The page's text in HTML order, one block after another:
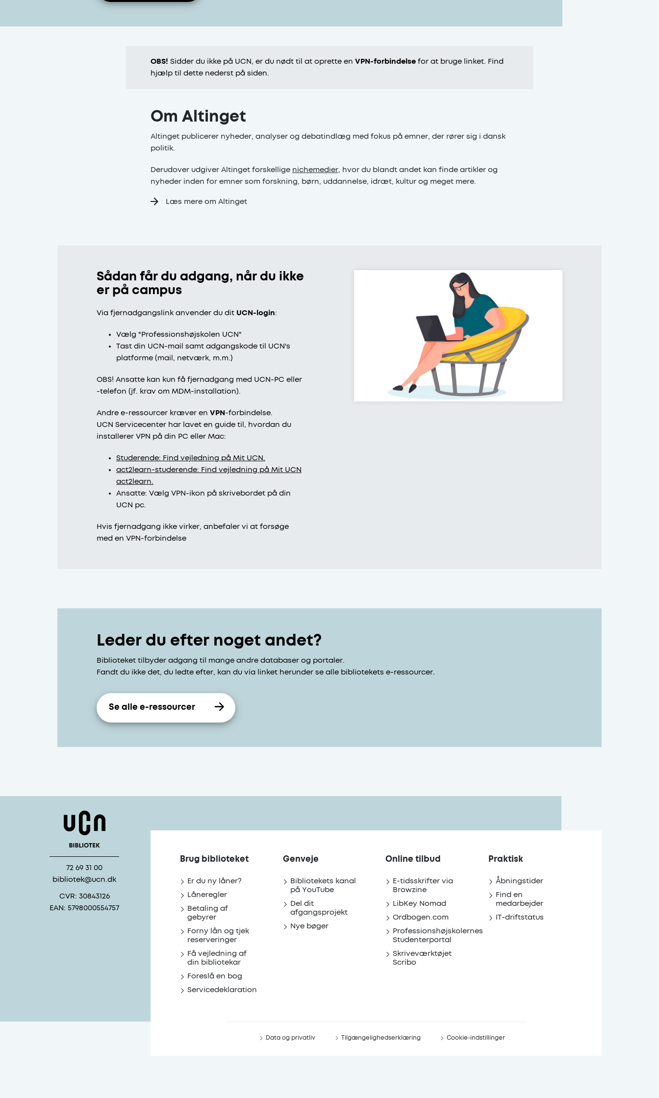
OBS! Sidder du ikke på UCN, er du nødt til at oprette en VPN-forbindelse for at bruge linket. Find
hjælp til dette nederst på siden.
Om Altinget
Altinget publicerer nyheder, analyser og debatindlæg med fokus på emner, der rører sig i dansk
politik.
Derudover udgiver Altinget forskellige nichemedier, hvor du blandt andet kan finde artikler og
nyheder inden for emner som forskning, børn, uddannelse, idræt, kultur og meget mere.
Læs mere om Altinget
Sådan får du adgang, når du ikke
er på campus
Via fjernadgangslink anvender du dit UCN-login:
Vælg "Professionshøjskolen UCN"
Tast din UCN-mail samt adgangskode til UCN's
platforme (mail, netværk, m.m.)
OBS! Ansatte kan kun få fjernadgang med UCN-PC eller
-telefon (jf. krav om MDM-installation).
Andre e-ressourcer kræver en VPN -forbindelse.
UCN Servicecenter har lavet en guide til, hvordan du
installerer VPN på din PC eller Mac:
Studerende: Find vejledning på Mit UCN.
act2learn-studerende: Find vejledning på Mit UCN
act2learn.
Ansatte: Vælg VPN-ikon på skrivebordet på din
UCN pc.
Hvis fjernadgang ikke virker, anbefaler vi at forsøge
med en VPN-forbindelse
Leder du efter noget andet?
Biblioteket tilbyder adgang til mange andre databaser og portaler.
Fandt du ikke det, du ledte efter, kan du via linket herunder se alle bibliotekets e-ressourcer.
Se alle e-ressourcer
72 69 31 00
bibliotek@ucn.dk
CVR: 30843126
EAN: 5798000554757
Brug biblioteket
Er du ny låner?
Låneregler
Betaling af
gebyrer
Forny lån og tjek
reserveringer
Få vejledning af
din bibliotekar
Foreslå en bog
Servicedeklaration
Genveje
Bibliotekets kanal
på YouTube
Del dit
afgangsprojekt
Nye bøger
Online tilbud
E-tidsskrifter via
Browzine
LibKey Nomad
Ordbogen.com
Professionshøjskolernes
Studenterportal
Skriveværktøjet
Scribo
Praktisk
Åbningstider
Find en
medarbejder
IT-driftstatus
Data og privatliv Tilgængelighedserklæring Cookie-indstillinger